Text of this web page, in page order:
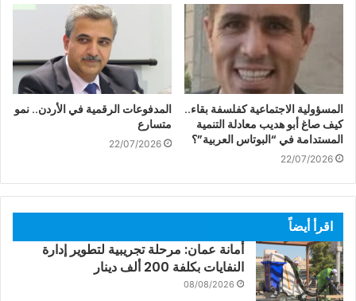
المسؤولية الاجتماعية كفلسفة بقاء..
كيف صاغ أبو هديب معادلة التنمية
المستدامة في “البوتاس العربية”؟
22/07/2026
المدفوعات الرقمية في الأردن.. نمو
متسارع
22/07/2026
اقرأ أيضاً
أمانة عمان: مرحلة تجريبية لتطوير إدارة
النفايات بكلفة 200 ألف دينار
08/08/2026